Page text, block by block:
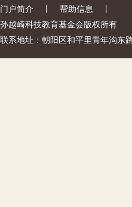
门户简介 帮助信息
孙越崎科技教育基金会版权所有
联系地址：朝阳区和平里青年沟东